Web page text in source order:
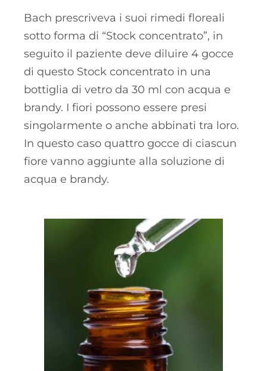
Bach prescriveva i suoi rimedi floreali
sotto forma di “Stock concentrato”, in
seguito il paziente deve diluire 4 gocce
di questo Stock concentrato in una
bottiglia di vetro da 30 ml con acqua e
brandy. I fiori possono essere presi
singolarmente o anche abbinati tra loro.
In questo caso quattro gocce di ciascun
fiore vanno aggiunte alla soluzione di
acqua e brandy.